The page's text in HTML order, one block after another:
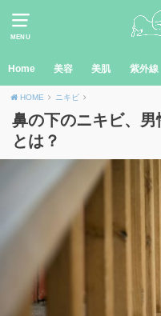
MENU
Home 美容 美肌 紫外線
HOME ニキビ
鼻の下のニキビ、
とは？